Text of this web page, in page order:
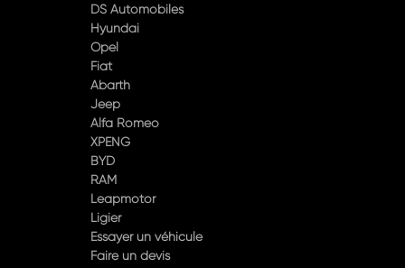
DS Automobiles
Hyundai
Opel
Fiat
Abarth
Jeep
Alfa Romeo
XPENG
BYD
RAM
Leapmotor
Ligier
Essayer un véhicule
Faire un devis